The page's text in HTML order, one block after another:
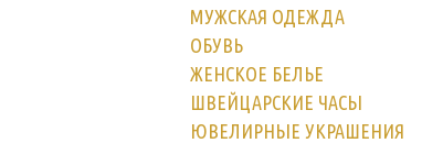
МУЖСКАЯ ОДЕЖДА
ОБУВЬ
ЖЕНСКОЕ БЕЛЬЕ
ШВЕЙЦАРСКИЕ ЧАСЫ
ЮВЕЛИРНЫЕ УКРАШЕНИЯ